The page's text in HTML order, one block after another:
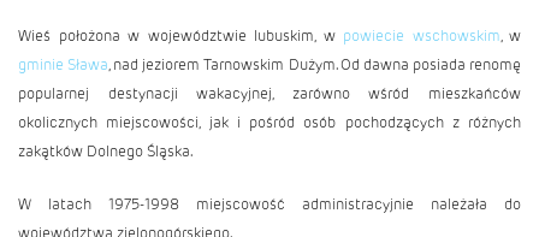
Wieś położona w województwie lubuskim, w powiecie wschowskim, w
gminie Sława, nad jeziorem Tarnowskim Dużym. Od dawna posiada renomę
popularnej destynacji wakacyjnej, zarówno wśród mieszkańców
okolicznych miejscowości, jak i pośród osób pochodzących z różnych
zakątków Dolnego Śląska.
W latach 1975-1998 miejscowość administracyjnie należała do
województwa zielonogórskiego.